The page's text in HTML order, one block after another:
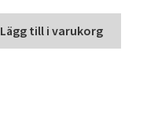
Lägg till i varukorg